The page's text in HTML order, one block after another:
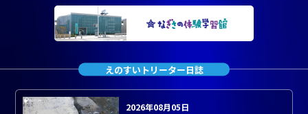
えのすいトリーター日誌
2026年08月05日